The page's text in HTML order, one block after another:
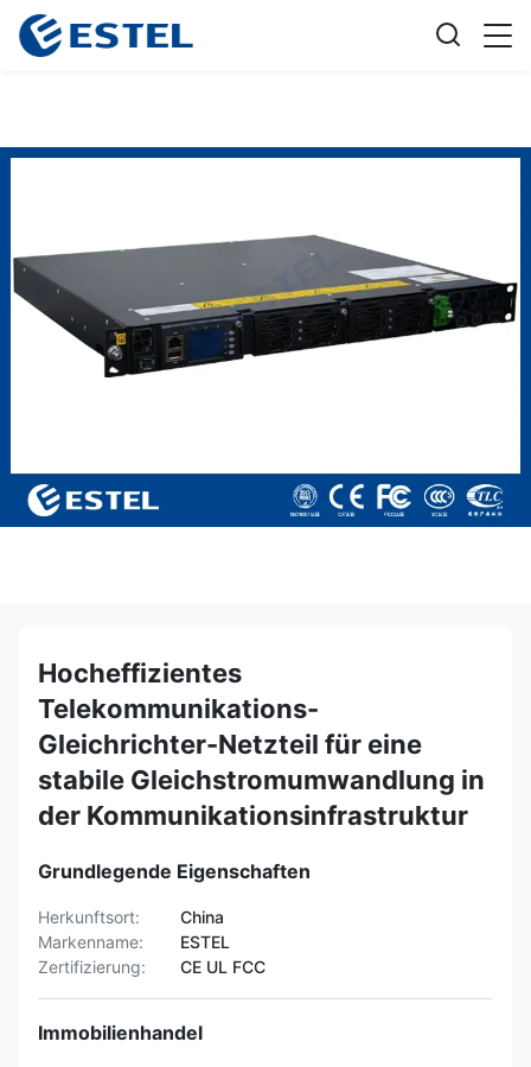
Hocheffizientes
Telekommunikations-
Gleichrichter-Netzteil für eine
stabile Gleichstromumwandlung in
der Kommunikationsinfrastruktur
Grundlegende Eigenschaften
Herkunftsort:
China
Markenname:
ESTEL
Zertifizierung:
CE UL FCC
Immobilienhandel